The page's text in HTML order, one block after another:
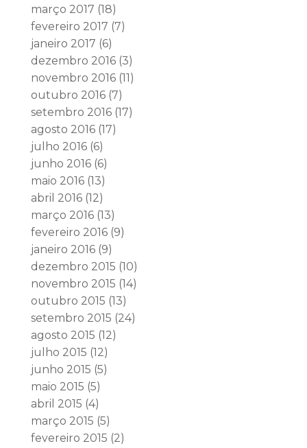
março 2017 (18)
fevereiro 2017 (7)
janeiro 2017 (6)
dezembro 2016(3)
novembro 2016(11)
outubro 2016(7)
setembro 2016(17)
agosto 2016(17)
julho 2016(6)
junho 2016(6)
maio 2016(13)
abril 2016(12)
março 2016(13)
fevereiro 2016(9)
janeiro 2016(9)
dezembro 2015 (10)
novembro 2015 (14)
outubro 2015 (13)
setembro 2015 (24)
agosto 2015 (12)
julho 2015 (12)
junho 2015 (5)
maio 2015 (5)
abril 2015 (4)
março 2015 (5)
fevereiro 2015 (2)